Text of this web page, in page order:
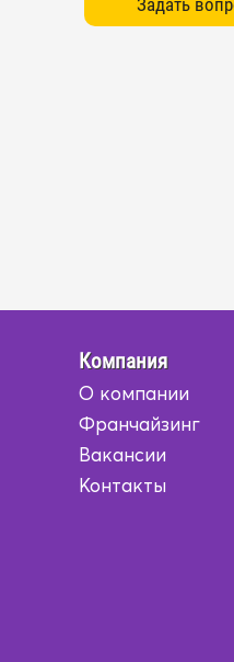
Компания
О компании
Франчайзинг
Вакансии
Контакты